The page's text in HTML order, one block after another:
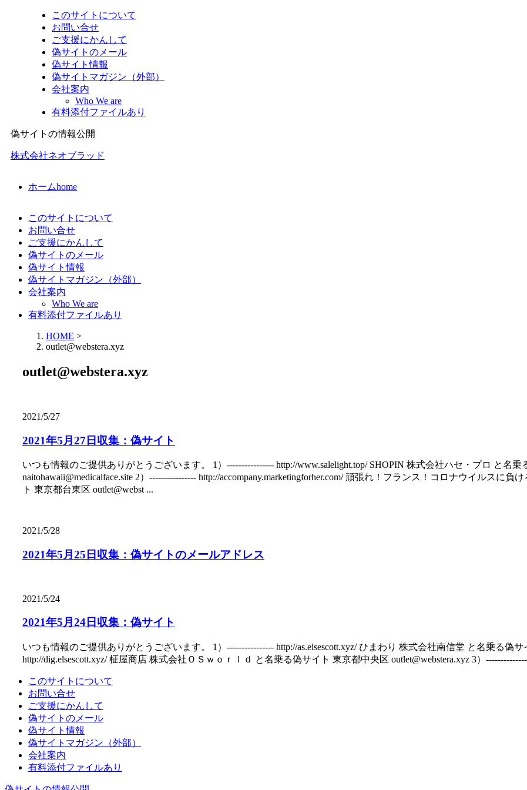
このサイトについて
お問い合せ
ご支援にかんして
偽サイトのメール
偽サイト情報
偽サイトマガジン（外部）
会社案内
Who We are
有料添付ファイルあり
偽サイトの情報公開
株式会社ネオブラッド
ホームhome
このサイトについて
お問い合せ
ご支援にかんして
偽サイトのメール
偽サイト情報
偽サイトマガジン（外部）
会社案内
Who We are
有料添付ファイルあり
HOME >
outlet@webstera.xyz
outlet@webstera.xyz
2021/5/27
2021年5月27日収集：偽サイト
いつも情報のご提供ありがとうございます。 1）---------------- http://www.salelight.top/ SHOPIN 株式会社ハセ・プロ と名
naitohawaii@medicalface.site 2）---------------- http://accompany.marketingforher.com/ 頑張れ！フランス！コロナウイルスに
ト 東京都台東区 outlet@webst ...
2021/5/28
2021年5月25日収集：偽サイトのメールアドレス
2021/5/24
2021年5月24日収集：偽サイト
いつも情報のご提供ありがとうございます。 1）---------------- http://as.elsescott.xyz/ ひまわり 株式会社南信堂 と名乗る偽
http://dig.elsescott.xyz/ 柾屋商店 株式会社ＯＳｗｏｒｌｄ と名乗る偽サイト 東京都中央区 outlet@webstera.xyz 3）
このサイトについて
お問い合せ
ご支援にかんして
偽サイトのメール
偽サイト情報
偽サイトマガジン（外部）
会社案内
有料添付ファイルあり